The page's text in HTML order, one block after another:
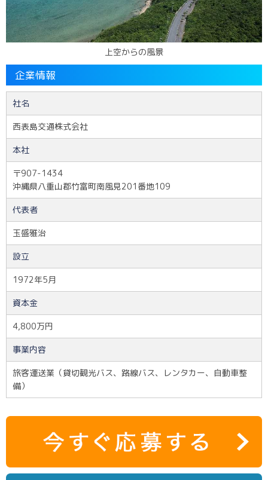
上空からの風景
企業情報
社名
西表島交通株式会社
本社
〒907-1434
沖縄県八重山郡竹富町南風見201番地109
代表者
玉盛雅治
設立
1972年5月
資本金
4,800万円
事業内容
旅客運送業（貸切観光バス、路線バス、レンタカー、自動車整
備）